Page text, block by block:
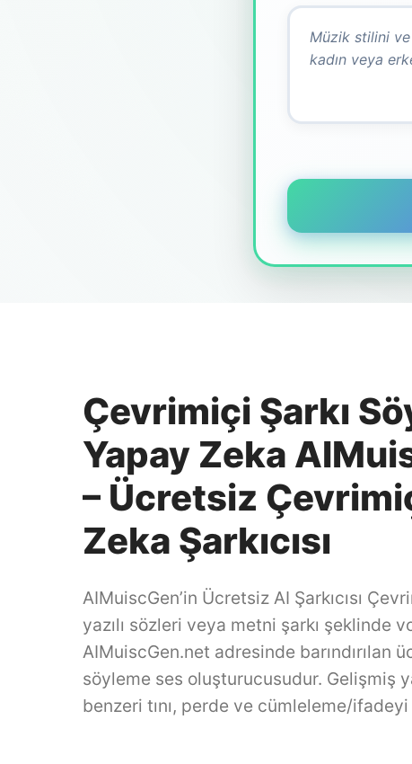
Çevrimiçi Şarkı
Yapay Zeka
– Ücretsiz
Zeka Şarkıcısı
AIMuiscGen’in Ücretsiz AI Şarkıcısı
yazılı sözleri veya metni şarkı şeklinde
AIMuiscGen.net adresinde barındırılan
söyleme ses oluşturucusudur. Gelişmiş
benzeri tını, perde ve cümleleme/